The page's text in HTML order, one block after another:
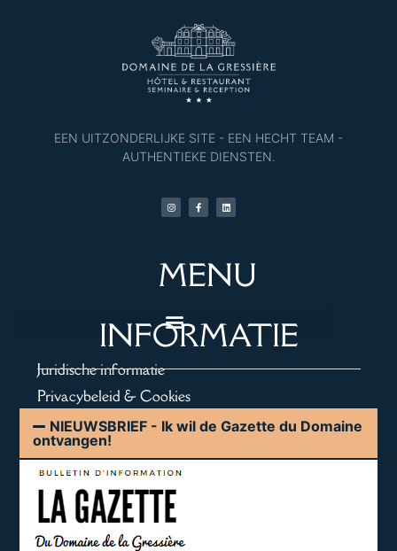
EEN UITZONDERLIJKE SITE - EEN HECHT TEAM -
AUTHENTIEKE DIENSTEN.
MENU
INFORMATIE
Juridische informatie
Privacybeleid & Cookies
NIEUWSBRIEF - Ik wil de Gazette du Domaine
ontvangen!